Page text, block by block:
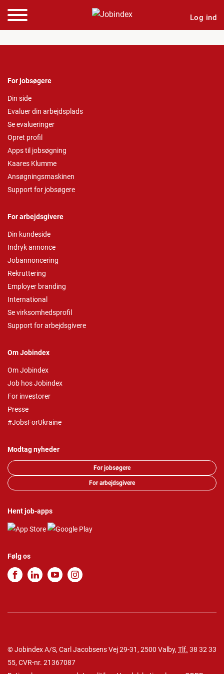
Log ind
For jobsøgere
Din side
Evaluer din arbejdsplads
Se evalueringer
Opret profil
Apps til jobsøgning
Kaares Klumme
Ansøgningsmaskinen
Support for jobsøgere
For arbejdsgivere
Din kundeside
Indryk annonce
Jobannoncering
Rekruttering
Employer branding
International
Se virksomhedsprofil
Support for arbejdsgivere
Om Jobindex
Om Jobindex
Job hos Jobindex
For investorer
Presse
#JobsForUkraine
Modtag nyheder
For jobsøgere
For arbejdsgivere
Hent job-apps
Følg os
© Jobindex A/S, Carl Jacobsens Vej 29-31, 2500 Valby, Tlf. 38 32 33
55, CVR-nr. 21367087